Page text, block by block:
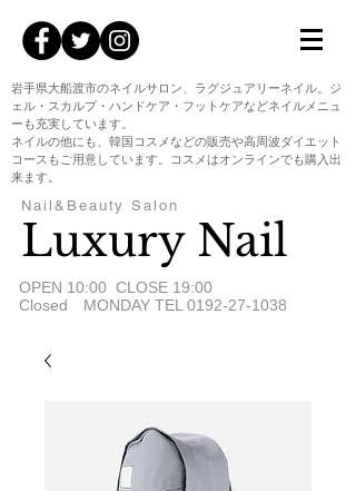
岩手県大船渡市のネイルサロン、ラグジュアリーネイル。ジ
ェル・スカルプ・ハンドケア・フットケアなどネイルメニュ
ーも充実しています。
ネイルの他にも、韓国コスメなどの販売や高周波ダイエット
コースもご用意しています。コスメはオンラインでも購入出
来ます。
Nail&Beauty Salon
Luxury Nail
​OPEN 10:00 CLOSE 19:00
Closed MONDAY TEL 0192-27-1038